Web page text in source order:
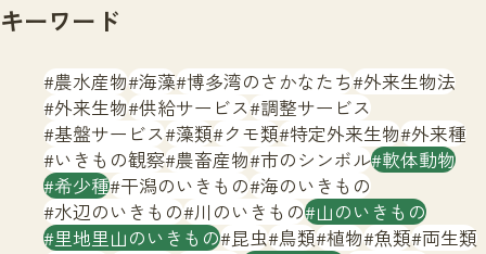
文字サイズ 小 中 大
生物多様性ふくおかウェブセンターとは
サイトマップ
キーワード
農水産物 海藻 博多湾のさかなたち 外来生物法
外来生物 供給サービス 調整サービス
基盤サービス 藻類 クモ類 特定外来生物 外来種
いきもの観察 農畜産物 市のシンボル 軟体動物
希少種 干潟のいきもの 海のいきもの
水辺のいきもの 川のいきもの 山のいきもの
里地里山のいきもの 昆虫 鳥類 植物 魚類 両生類